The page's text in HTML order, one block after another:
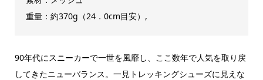
重量：約370g（24．0cm目安）,
90年代にスニーカーで一世を風靡し、ここ数年で人気を取り戻
してきたニューバランス。一見トレッキングシューズに見えな